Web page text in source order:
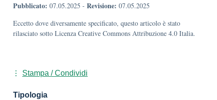
Pubblicato: 07.05.2025 - Revisione: 07.05.2025
Eccetto dove diversamente specificato, questo articolo è stato
rilasciato sotto Licenza Creative Commons Attribuzione 4.0 Italia.
Stampa / Condividi
Tipologia